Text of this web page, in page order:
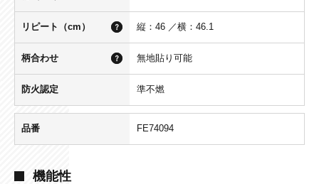
リピート（cm） 縦：46 ／横：46.1
柄合わせ 無地貼り可能
防火認定 準不燃
品番 FE74094
機能性